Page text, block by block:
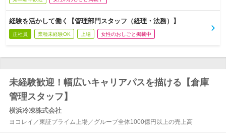
経験を活かして働く【管理部門スタッフ（経理・法務）】
正社員 業種未経験OK 上場 女性のおしごと掲載中
未経験歓迎！幅広いキャリアパスを描ける【倉庫
管理スタッフ】
横浜冷凍株式会社
ヨコレイ／東証プライム上場／グループ全体1000億円以上の売上高